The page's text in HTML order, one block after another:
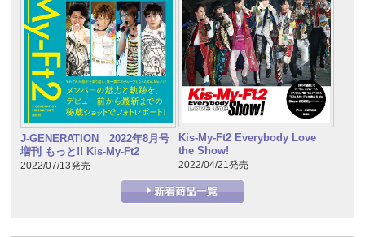
J-GENERATION 2022年8月号
増刊 もっと!! Kis-My-Ft2
2022/07/13発売
Kis-My-Ft2 Everybody Love
the Show!
2022/04/21発売